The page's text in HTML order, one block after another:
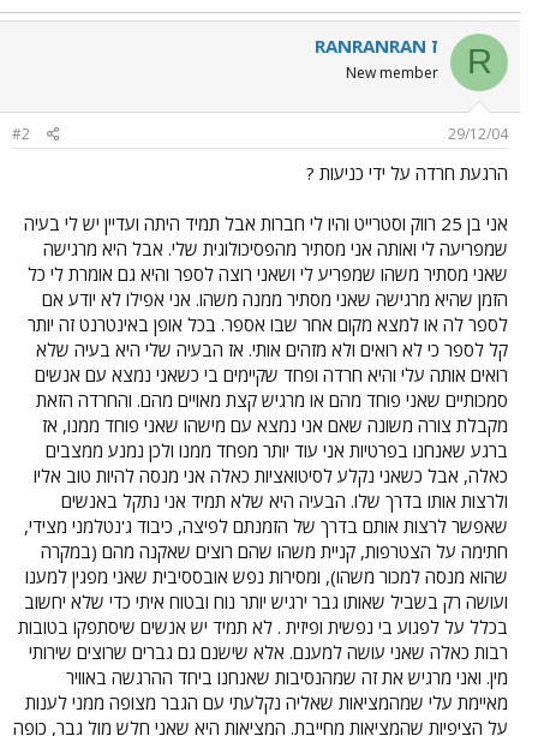
R RANRANRAN ז
New member
29/12/04
#2
הרגעת חרדה על ידי כניעות ?
אני בן 25 רווק וסטרייט והיו לי חברות אבל תמיד היתה ועדיין יש לי בעיה
שמפריעה לי ואותה אני מסתיר מהפסיכולוגית שלי. אבל היא מרגישה
שאני מסתיר משהו שמפריע לי ושאני רוצה לספר והיא גם אומרת לי כל
הזמן שהיא מרגישה שאני מסתיר ממנה משהו. אני אפילו לא יודע אם
לספר לה או למצא מקום אחר שבו אספר. בכל אופן באינטרנט זה יותר
קל לספר כי לא רואים ולא מזהים אותי. אז הבעיה שלי היא בעיה שלא
רואים אותה עלי והיא חרדה ופחד שקיימים בי כשאני נמצא עם אנשים
סמכותיים שאני פוחד מהם או מרגיש קצת מאויים מהם. והחרדה הזאת
מקבלת צורה משונה שאם אני נמצא עם מישהו שאני פוחד ממנו, אז
ברגע שאנחנו בפרטיות אני עוד יותר מפחד ממנו ולכן נמנע ממצבים
כאלה, אבל כשאני נקלע לסיטואציות כאלה אני מנסה להיות טוב אליו
ולרצות אותו בדרך שלו. הבעיה היא שלא תמיד אני נתקל באנשים
שאפשר לרצות אותם בדרך של הזמנתם לפיצה, כיבוד ג'נטלמני מצידי,
חתימה על הצטרפות, קניית משהו שהם רוצים שאקנה מהם (במקרה
שהוא מנסה למכור משהו), ומסירות נפש אובססיבית שאני מפגין למענו
ועושה רק בשביל שאותו גבר ירגיש יותר נוח ובטוח איתי כדי שלא יחשוב
בכלל על לפגוע בי נפשית ופיזית . לא תמיד יש אנשים שיסתפקו בטובות
רבות כאלה שאני עושה למענם. אלא שישנם גם גברים שרוצים שירותי
מין. ואני מרגיש את זה שמהנסיבות שאנחנו ביחד ההרגשה באוויר
מאיימת עלי שמהמציאות שאליה נקלעתי עם הגבר מצופה ממני לענות
על הציפיות שהמציאות מחייבת. המציאות היא שאני חלש מול גבר, כופה